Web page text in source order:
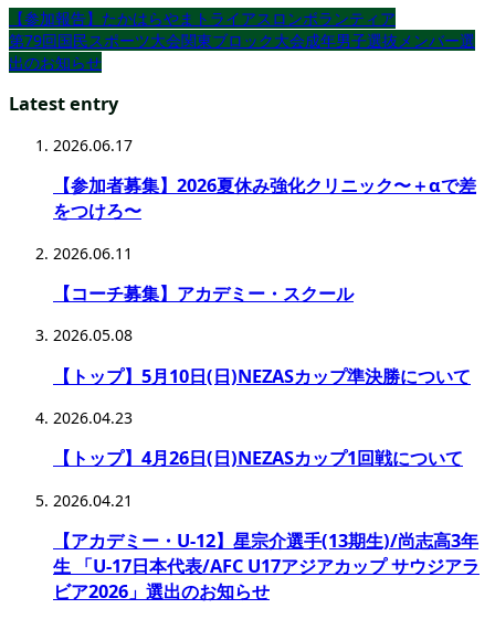
【参加報告】たかはらやまトライアスロンボランティア
第79回国民スポーツ大会関東ブロック大会成年男子選抜メンバー選
出のお知らせ
Latest entry
2026.06.17
【参加者募集】2026夏休み強化クリニック〜＋αで差
をつけろ〜
2026.06.11
【コーチ募集】アカデミー・スクール
2026.05.08
【トップ】5月10日(日)NEZASカップ準決勝について
2026.04.23
【トップ】4月26日(日)NEZASカップ1回戦について
2026.04.21
【アカデミー・U-12】星宗介選手(13期生)/尚志高3年
生 「U-17日本代表/AFC U17アジアカップ サウジアラ
ビア2026」選出のお知らせ